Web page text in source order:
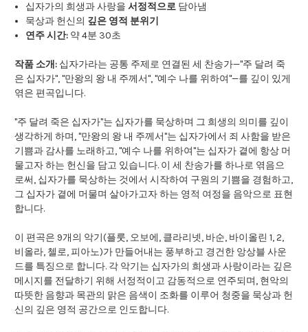
십자가의 희생과 사랑을서정적으로 담아냄
묵상과 헌신의 깊은 영적 분위기
연주 시간: 약 4분 30초
작품 소개: 십자가라는 공통 주제로 연결된 세 찬송가—"주 달려 죽
은 십자가", "만왕의 왕 내 주께서", "예수 나를 위하여"—를 깊이 있게
엮은 편곡입니다.
"주 달려 죽은 십자가"는 십자가를 묵상하며 그 희생의 의미를 깊이
생각하게 하며, "만왕의 왕 내 주께서"는 십자가에서 죄 사함을 받은
기쁨과 감사를 노래하고, "예수 나를 위하여"는 십자가 곁에 항상 머
물고자 하는 헌신을 담고 있습니다. 이 세 찬송가를 하나로 엮음으
로써, 십자가를 묵상하는 것에서 시작하여 구원의 기쁨을 경험하고,
그 십자가 곁에 머물며 살아가고자 하는 영적 여정을 음악으로 표현
합니다.
이 편곡은 9개의 악기(플룻, 오보에, 클라리넷, 바순, 바이올린 1, 2,
비올라, 첼로, 피아노)가 만들어내는 풍부하고 경건한 앙상블 사운
드를 특징으로 합니다. 각 악기는 십자가의 희생과 사랑이라는 깊은
메시지를 전달하기 위해 서정적이고 감동적으로 연주되며, 현악의
따뜻한 음향과 목관의 맑은 음색이 조화를 이루어 청중을 묵상과 헌
신의 깊은 영적 공간으로 인도합니다.